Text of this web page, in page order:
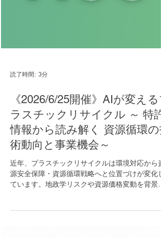
読了時間: 3分
《2026/6/25開催》AIが変える
ラスチックリサイクル ～ 特許
情報から読み解く 資源循環の
術動向と事業機会～
近年、プラスチックリサイクルは環境対応から資
ています。地政学リスクや資源価格変動を背景